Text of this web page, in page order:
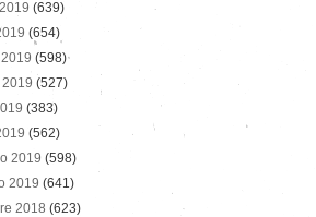
(639)
(654)
(598)
(527)
(383)
(562)
2019 (598)
2019 (641)
2018 (623)